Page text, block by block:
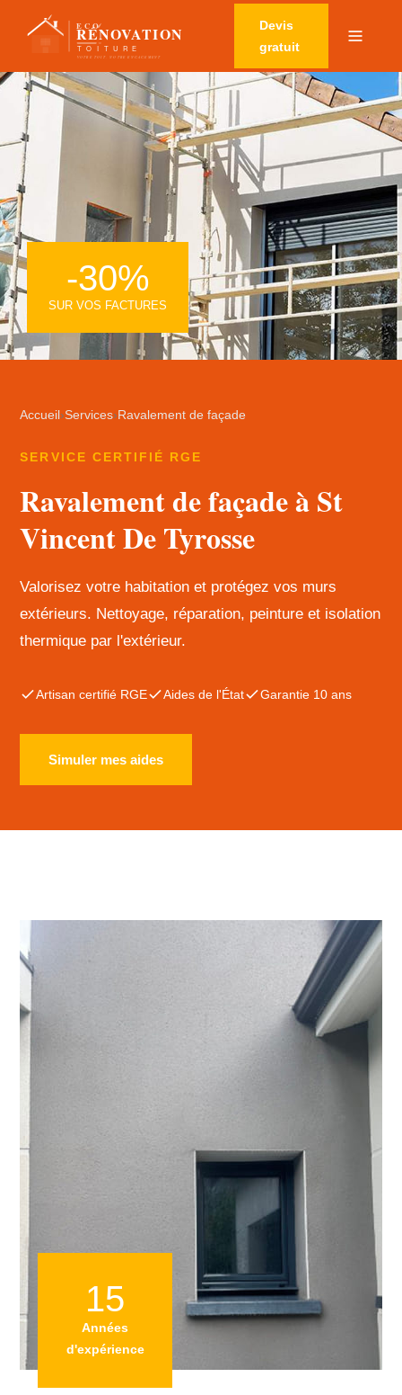
Devis
gratuit
Accueil ›Services› Ravalement de façade
SERVICE CERTIFIÉ RGE
Ravalement de façade à St
Vincent De Tyrosse
Valorisez votre habitation et protégez vos murs
extérieurs. Nettoyage, réparation, peinture et isolation
thermique par l'extérieur.
Artisan certifié RGE Aides de l'État Garantie 10 ans
Simuler mes aides
-30%
SUR VOS FACTURES
15
Années
d'expérience